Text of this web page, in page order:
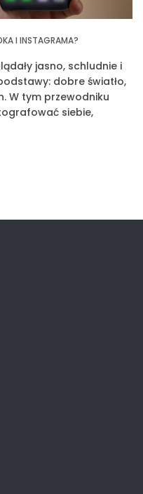
I INSTAGRAMA?
jasno, schludnie i
dobre światło,
W tym przewodniku
siebie,